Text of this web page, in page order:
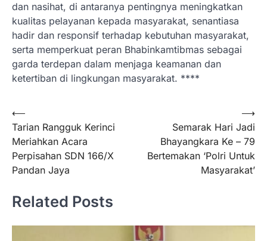
dan nasihat, di antaranya pentingnya meningkatkan
kualitas pelayanan kepada masyarakat, senantiasa
hadir dan responsif terhadap kebutuhan masyarakat,
serta memperkuat peran Bhabinkamtibmas sebagai
garda terdepan dalam menjaga keamanan dan
ketertiban di lingkungan masyarakat. ****
Navigasi
pos
⟵
Tarian Rangguk Kerinci
Meriahkan Acara
Perpisahan SDN 166/X
Pandan Jaya
Semarak Hari Jadi
Bhayangkara Ke – 79
Bertemakan ‘Polri Untuk
Masyarakat’
⟶
Related Posts